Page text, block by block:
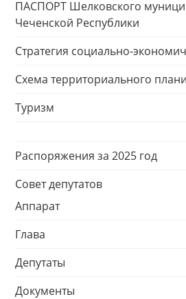
ПАСПОРТ Шелковского
Чеченской Республики
Стратегия социально-
Схема территориального
Туризм
Распоряжения за 2025 год
Совет депутатов
Аппарат
Глава
Депутаты
Документы